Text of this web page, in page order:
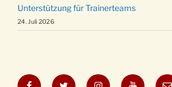
Unterstützung für Trainerteams
24. Juli 2026
FacebookTwitter InstagramYouTubeE-